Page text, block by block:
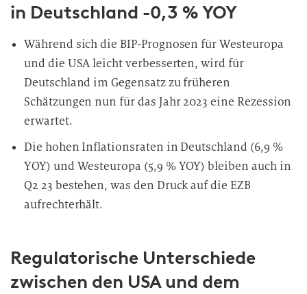
in Deutschland -0,3 % YOY
Während sich die BIP-Prognosen für Westeuropa
und die USA leicht verbesserten, wird für
Deutschland im Gegensatz zu früheren
Schätzungen nun für das Jahr 2023 eine Rezession
erwartet.
Die hohen Inflationsraten in Deutschland (6,9 %
YOY) und Westeuropa (5,9 % YOY) bleiben auch in
Q2 23 bestehen, was den Druck auf die EZB
aufrechterhält.
Regulatorische Unterschiede
zwischen den USA und dem